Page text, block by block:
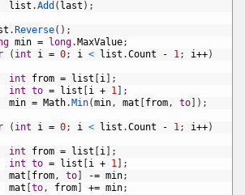
list .Add ( last ) ;
. Reverse( ) ;
min = long. MaxValue;
( int i = 0; i < list .Count - 1; i++)
int
from = list i
;
int to = list i + 1
;
min = Math. Min(min, mat from, to ) ;
( int i = 0; i < list .Count - 1; i++)
int
from = list i
;
int to = list i + 1
;
mat
from, to -= min;
mat to, from += min;